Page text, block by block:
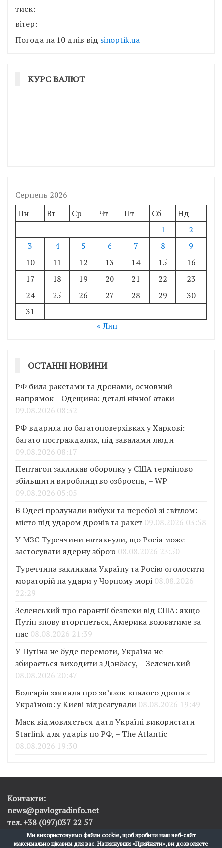
тиск:
вітер:
Погода на 10 днів від sinoptik.ua
КУРС ВАЛЮТ
Серпень 2026
Пн
Вт Ср Чт Пт Сб
Нд
1
2
3
4 5 6 7 8
9
10
11 12 13 14 15
16
17
18 19 20 21 22
23
24
25 26 27 28 29
30
31
« Лип
ОСТАННІ НОВИНИ
РФ била ракетами та дронами, основний
напрямок – Одещина: деталі нічної атаки
09.08.2026 08:32
РФ вдарила по багатоповерхівках у Харкові:
багато постраждалих, під завалами люди
09.08.2026 08:17
Пентагон закликав оборонку у США терміново
збільшити виробництво озброєнь, – WP
09.08.2026 05:05
В Одесі пролунали вибухи та перебої зі світлом:
місто під ударом дронів та ракет 09.08.2026 03:58
У МЗС Туреччини натякнули, що Росія може
застосувати ядерну зброю 08.08.2026 23:50
Туреччина закликала Україну та Росію оголосити
мораторій на удари у Чорному морі 08.08.2026
22:29
Зеленський про гарантії безпеки від США: якщо
Путін знову вторгнеться, Америка воюватиме за
нас 08.08.2026 21:39
У Путіна не буде перемоги, Україна не
збирається виходити з Донбасу, – Зеленський
08.08.2026 20:47
Болгарія заявила про зв’язок впалого дрона з
Україною: у Києві відреагували 08.08.2026 19:49
Маск відмовляється дати Україні використати
Starlink для ударів по РФ, – The Atlantic
08.08.2026 19:30
Контакти:
news@pavlogradinfo.net
тел. +38 (097)037 22 57
Ми використовуємо файли cookie, щоб зробити наш веб-сайт
максимально цікавим для вас. Натиснувши «Прийняти», ви дозволяєте